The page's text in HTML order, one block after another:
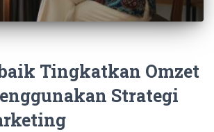
Tingkatkan Omzet
Strategi